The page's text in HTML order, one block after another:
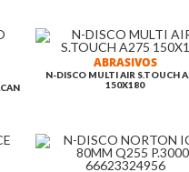
ABRASIVOS
N-DISCO MULTI AIR S.TOUCH
150X180